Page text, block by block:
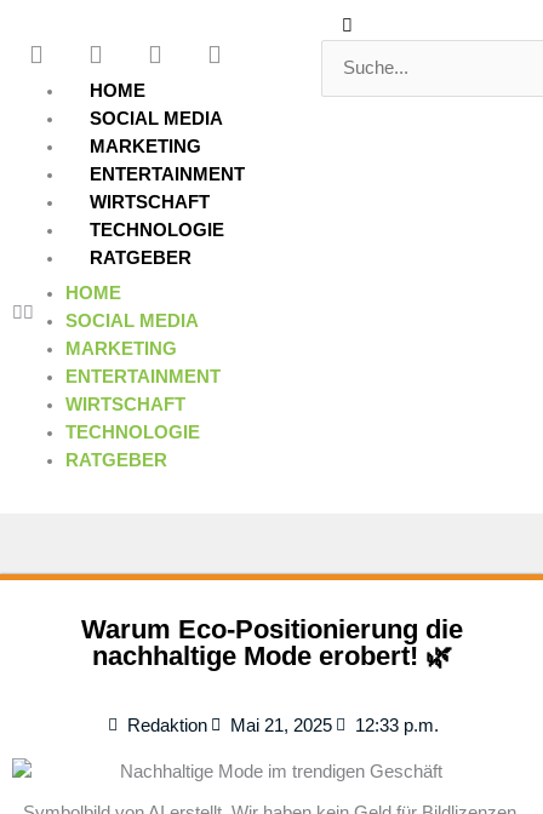
springen
F
a
e
o
T
w
i
t
t
e
r
Y
o
u
b
e
L
i
k
d
i
Suche
HOME
SOCIAL MEDIA
MARKETING
ENTERTAINMENT
WIRTSCHAFT
TECHNOLOGIE
RATGEBER
HOME
SOCIAL MEDIA
MARKETING
ENTERTAINMENT
WIRTSCHAFT
TECHNOLOGIE
RATGEBER
Warum Eco-Positionierung die
nachhaltige Mode erobert! 🌿
Redaktion Mai 21, 2025 12:33 p.m.